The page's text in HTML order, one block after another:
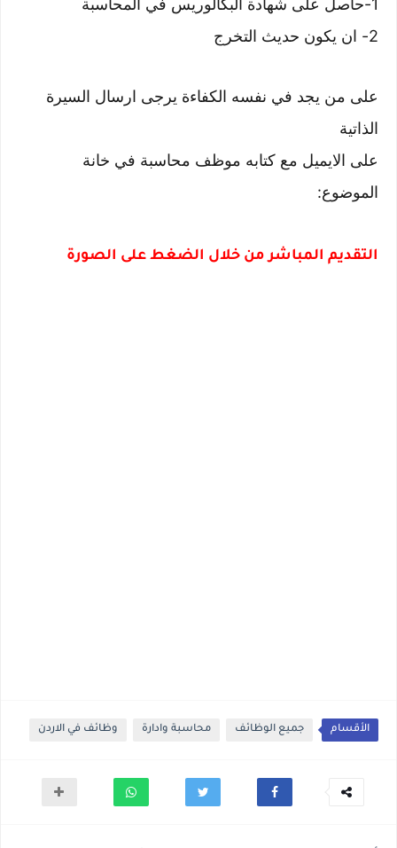
1-حاصل على شهادة البكالوريس في المحاسبة
2- ان يكون حديث التخرج
على من يجد في نفسه الكفاءة يرجى ارسال السيرة
الذاتية
على الايميل مع كتابه موظف محاسبة في خانة
الموضوع:
التقديم المباشر من خلال الضغط على الصورة
الأقسام جميع الوظائف محاسبة وادارة وظائف في الاردن